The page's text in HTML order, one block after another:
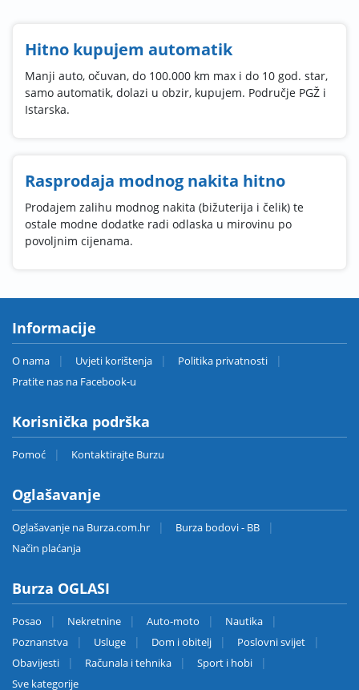
Hitno kupujem automatik
Manji auto, očuvan, do 100.000 km max i do 10 god. star,
samo automatik, dolazi u obzir, kupujem. Područje PGŽ i
Istarska.
Rasprodaja modnog nakita hitno
Prodajem zalihu modnog nakita (bižuterija i čelik) te
ostale modne dodatke radi odlaska u mirovinu po
povoljnim cijenama.
Informacije
O nama Uvjeti korištenja
Politika privatnosti
Pratite nas na Facebook-u
Korisnička podrška
Pomoć Kontaktirajte Burzu
Oglašavanje
Oglašavanje na Burza.com.hr
Burza bodovi - BB
Način plaćanja
Burza OGLASI
Posao Nekretnine Auto-moto
Nautika
Poznanstva
Usluge Dom i obitelj
Poslovni svijet
Obavijesti
Računala i tehnika
Sport i hobi
Sve kategorije